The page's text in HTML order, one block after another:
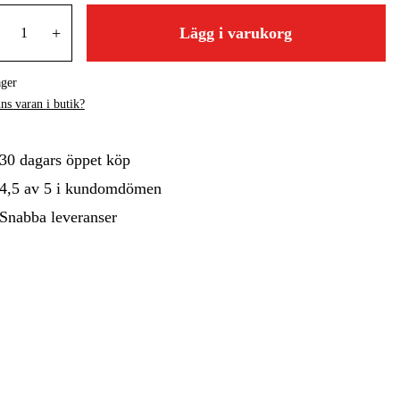
Hem & Fritid Kampanjer
+ Lägg i varukorg
varan i butik?
30 dagars öppet köp
4,5 av 5 i kundomdömen
Snabba leveranser